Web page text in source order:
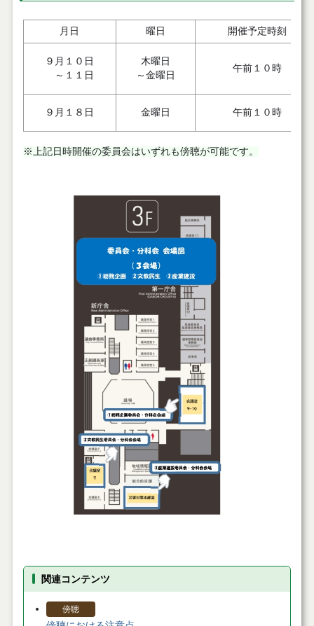
月日 曜日 開催予定時刻
９月１０日
～１１日
木曜日
～金曜日
午前１０時
９月１８日 金曜日 午前１０時
※上記日時開催の委員会はいずれも傍聴が可能です。
関連コンテンツ
傍聴